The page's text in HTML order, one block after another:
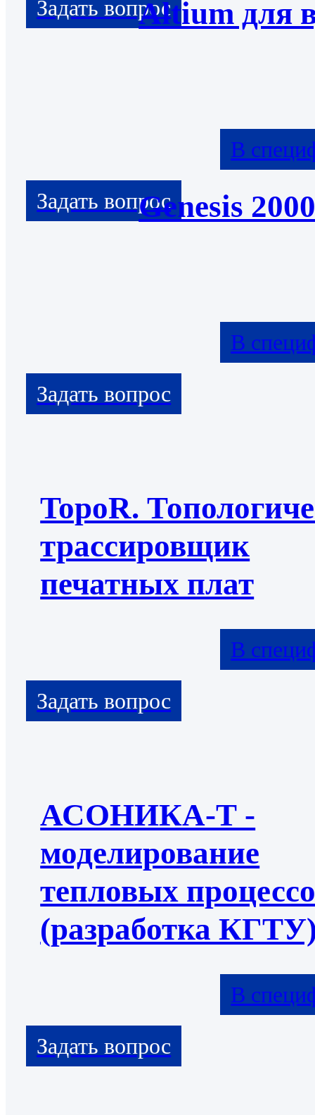
Altium для
В
Genesis
В
TopoR.
трассировщик
печатных плат
В
АСОНИКА-Т -
моделирование
тепловых
(разработка
В